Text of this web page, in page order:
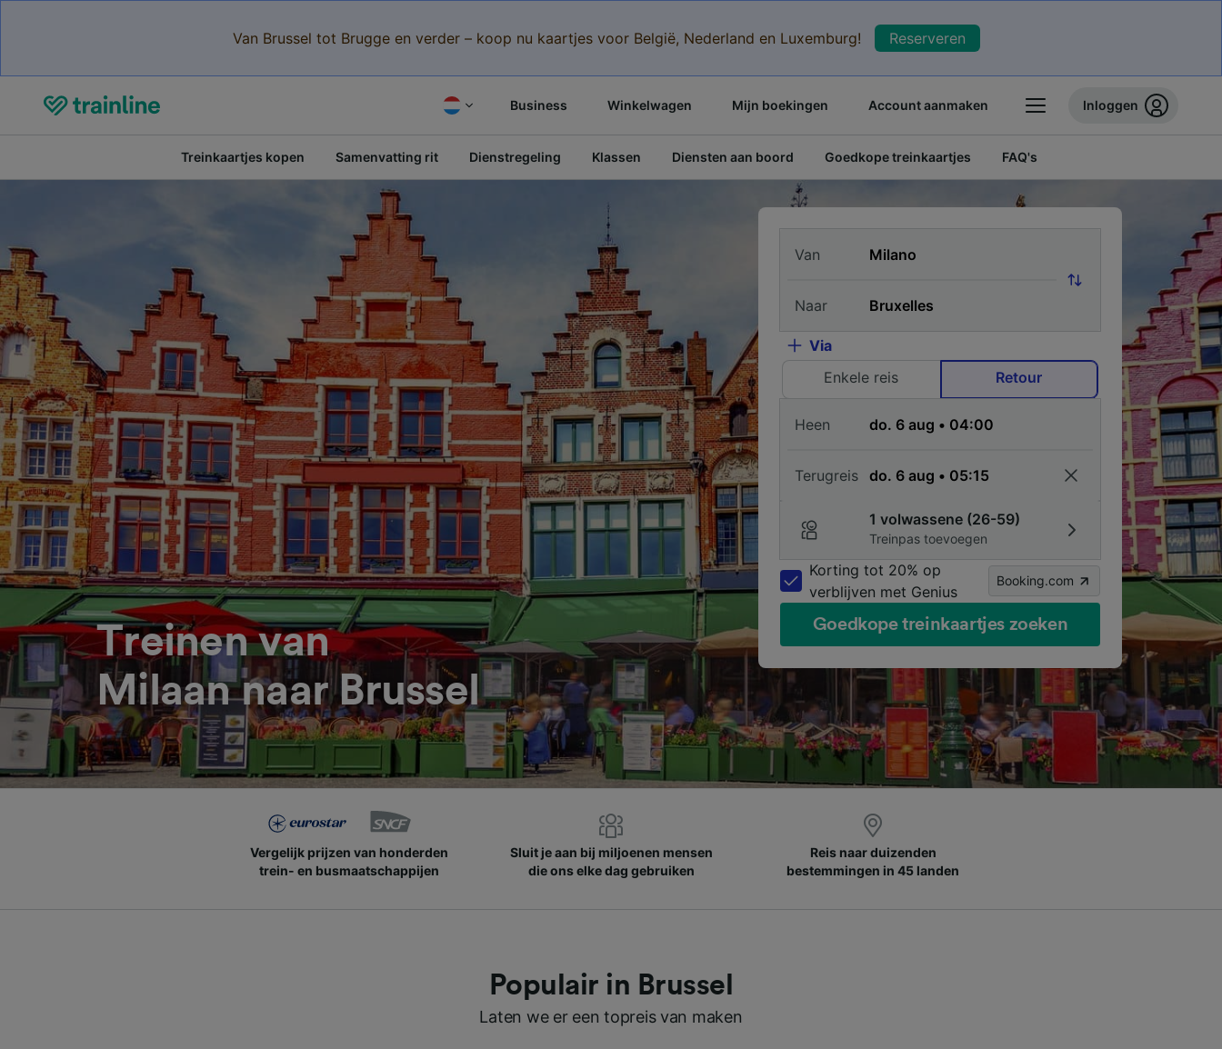
Van Brussel tot Brugge en verder – koop nu kaartjes voor België, Nederland en Luxemburg! Reserveren
Business Winkelwagen Mijn boekingen Account aanmaken Inloggen
Treinkaartjes kopen Samenvatting rit Dienstregeling Klassen Diensten aan boord Goedkope treinkaartjes FAQ's
Treinen van
Milaan naar Brussel
Van
Naar
Via
Enkele reis
Retour
Heen
Terugreis
1 volwassene (26-59)
Treinpas toevoegen
Korting tot 20% op
verblijven met Genius
Booking.com
Goedkope treinkaartjes zoeken
Vergelijk prijzen van honderden
trein- en busmaatschappijen
Sluit je aan bij miljoenen mensen
die ons elke dag gebruiken
Reis naar duizenden
bestemmingen in 45 landen
Populair in Brussel
Laten we er een topreis van maken